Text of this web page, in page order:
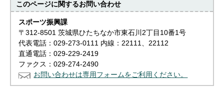
このページに関するお問い合わせ
スポーツ振興課
〒312-8501 茨城県ひたちなか市東石川2丁目10番1号
代表電話：029-273-0111 内線：22111、22112
直通電話：029-229-2419
ファクス：029-274-2490
お問い合わせは専用フォームをご利用ください。